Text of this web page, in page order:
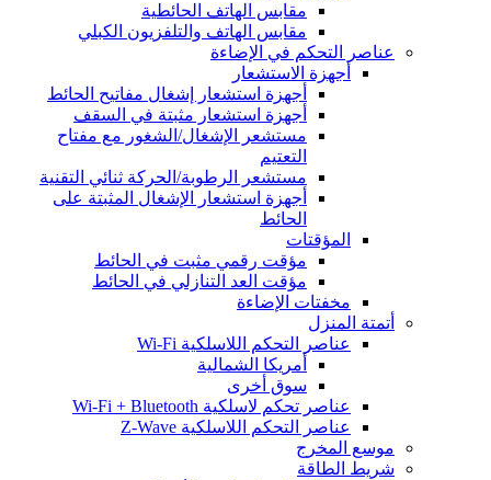
مقابس الهاتف الحائطية
مقابس الهاتف والتلفزيون الكبلي
عناصر التحكم في الإضاءة
أجهزة الاستشعار
أجهزة استشعار إشغال مفاتيح الحائط
أجهزة استشعار مثبتة في السقف
مستشعر الإشغال/الشغور مع مفتاح
التعتيم
مستشعر الرطوبة/الحركة ثنائي التقنية
أجهزة استشعار الإشغال المثبتة على
الحائط
المؤقتات
مؤقت رقمي مثبت في الحائط
مؤقت العد التنازلي في الحائط
مخفتات الإضاءة
أتمتة المنزل
عناصر التحكم اللاسلكية Wi-Fi
أمريكا الشمالية
سوق أخرى
عناصر تحكم لاسلكية Wi-Fi + Bluetooth
عناصر التحكم اللاسلكية Z-Wave
موسع المخرج
شريط الطاقة